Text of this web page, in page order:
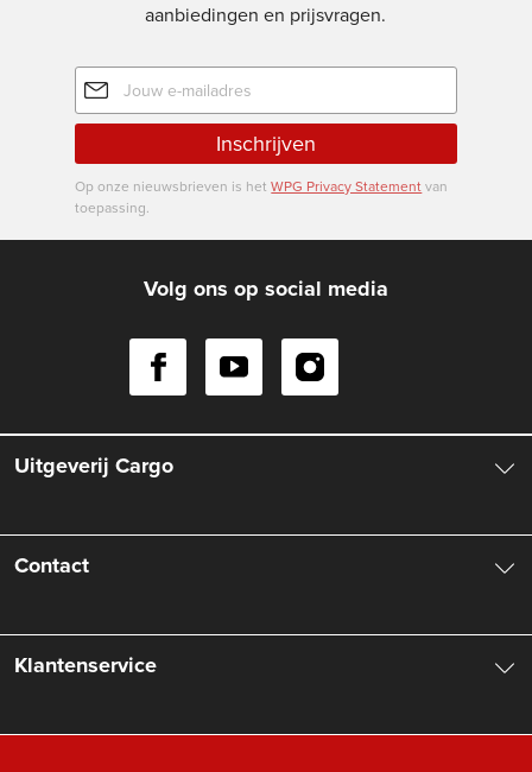
aanbiedingen en prijsvragen.
E-
mailadres
Inschrijven
Op onze nieuwsbrieven is hetWPG Privacy Statementvan
toepassing.
Volg ons op social media
Uitgeverij Cargo
Vacatures
Nieuwsbrief
Contact
Klantenservice